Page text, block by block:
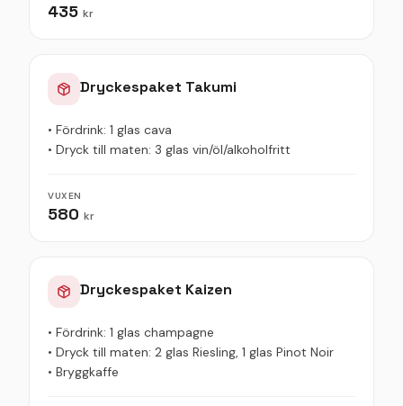
435 kr
Dryckespaket Takumi
• Fördrink: 1 glas cava
• Dryck till maten: 3 glas vin/öl/alkoholfritt
VUXEN
580 kr
Dryckespaket Kaizen
• Fördrink: 1 glas champagne
• Dryck till maten: 2 glas Riesling, 1 glas Pinot Noir
• Bryggkaffe